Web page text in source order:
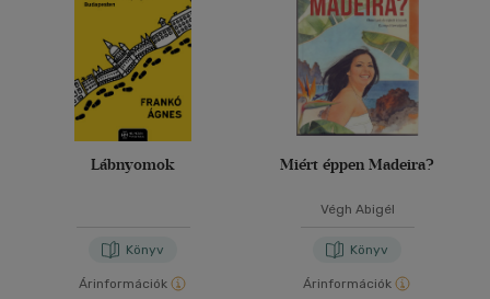
Lábnyomok
Könyv
Árinformációk
Miért éppen Madeira?
Végh Abigél
Könyv
Árinformációk